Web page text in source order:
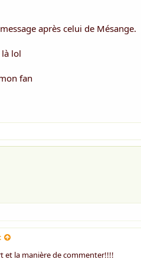
après celui de Mésange.
lol
fan
et la manière de commenter!!!!